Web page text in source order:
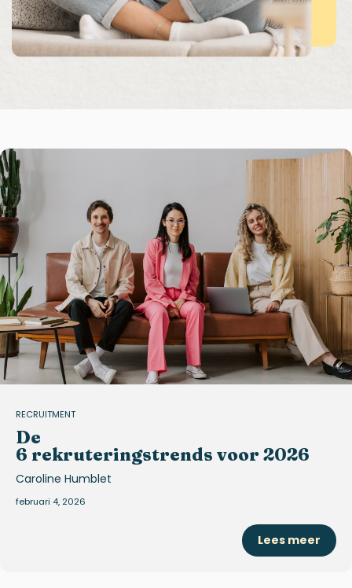
RECRUITMENT
De
6 rekruteringstrends voor 2026
Caroline Humblet
februari 4, 2026
Lees meer